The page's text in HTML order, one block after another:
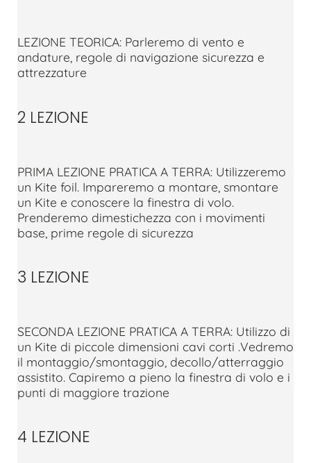
LEZIONE TEORICA: Parleremo di vento e
andature, regole di navigazione sicurezza e
attrezzature
2 LEZIONE
PRIMA LEZIONE PRATICA A TERRA: Utilizzeremo
un Kite foil. Impareremo a montare, smontare
un Kite e conoscere la finestra di volo.
Prenderemo dimestichezza con i movimenti
base, prime regole di sicurezza
3 LEZIONE
SECONDA LEZIONE PRATICA A TERRA: Utilizzo di
un Kite di piccole dimensioni cavi corti .Vedremo
il montaggio/smontaggio, decollo/atterraggio
assistito. Capiremo a pieno la finestra di volo e i
punti di maggiore trazione
4 LEZIONE